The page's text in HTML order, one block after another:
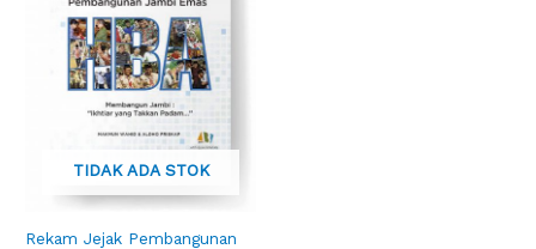
TIDAK ADA STOK
Rekam Jejak Pembangunan